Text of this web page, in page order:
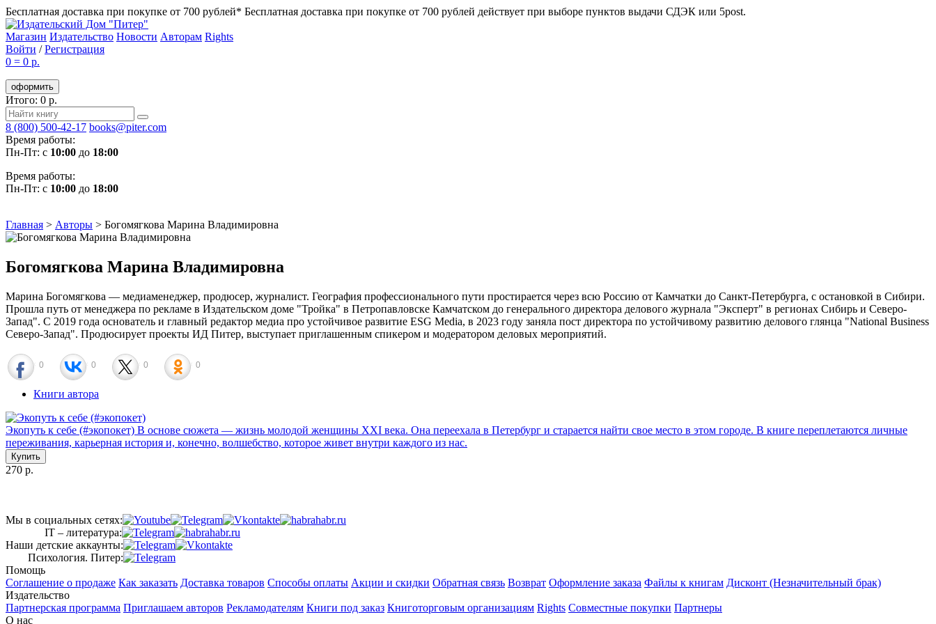
Бесплатная доставка при покупке от 700 рублей* Бесплатная доставка при покупке от 700 рублей действует при выборе пунктов выдачи СДЭК или 5post.
Магазин Издательство Новости Авторам Rights
Войти /Регистрация
0 = 0 р.
оформить
Итого: 0 р.
8 (800) 500-42-17 books@piter.com
Время работы:
Пн-Пт: с 10:00 до 18:00
Время работы:
Пн-Пт: с 10:00 до 18:00
Главная > Авторы > Богомягкова Марина Владимировна
Богомягкова Марина Владимировна
Марина Богомягкова — медиаменеджер, продюсер, журналист. География профессионального пути простирается через всю Россию от Камчатки до Санкт-Петербурга, с остановкой в Сибири.
Прошла путь от менеджера по рекламе в Издательском доме "Тройка" в Петропавловске Камчатском до генерального директора делового журнала "Эксперт" в регионах Сибирь и Северо-
Запад". С 2019 года основатель и главный редактор медиа про устойчивое развитие ESG Media, в 2023 году заняла пост директора по устойчивому развитию делового глянца "National Business
Северо-Запад". Продюсирует проекты ИД Питер, выступает приглашенным спикером и модератором деловых мероприятий.
0 0 0 0
Книги автора
Экопуть к себе (#экопокет) В основе сюжета — жизнь молодой женщины XXI века. Она переехала в Петербург и старается найти свое место в этом городе. В книге переплетаются личные
переживания, карьерная история и, конечно, волшебство, которое живет внутри каждого из нас.
Купить
270 р.
Мы в социальных сетях:
IT – литература:
Наши детские аккаунты:
Психология. Питер:
Помощь
Соглашение о продаже Как заказать Доставка товаров Способы оплаты Акции и скидки Обратная связь Возврат Оформление заказа Файлы к книгам Дисконт (Незначительный брак)
Издательство
Партнерская программа Приглашаем авторов Рекламодателям Книги под заказ Книготорговым организациям Rights Совместные покупки Партнеры
О нас